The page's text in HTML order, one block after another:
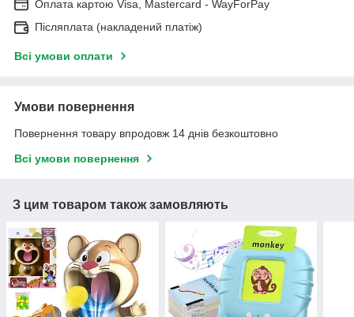
Оплата картою Visa, Mastercard - WayForPay
Післяплата (накладений платіж)
Всі умови оплати
Умови повернення
Повернення товару впродовж 14 днів безкоштовно
Всі умови повернення
З цим товаром також замовляють